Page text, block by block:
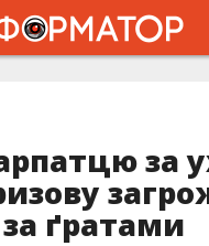
за
за ґратами